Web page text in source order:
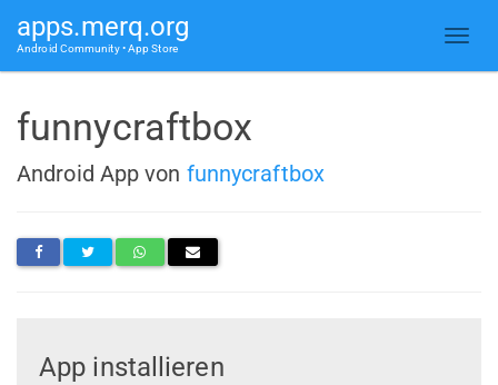
apps.merq.org
Android Community • App Store
funnycraftbox
Android App von funnycraftbox
App installieren